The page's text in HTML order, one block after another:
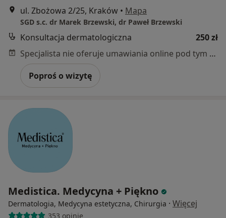
ul. Zbożowa 2/25, Kraków • Mapa
SGD s.c. dr Marek Brzewski, dr Paweł Brzewski
Konsultacja dermatologiczna
250 zł
Specjalista nie oferuje umawiania online pod tym adresem.
Poproś o wizytę
Medistica. Medycyna + Piękno
Dermatologia, Medycyna estetyczna, Chirurgia · Więcej
353 opinie